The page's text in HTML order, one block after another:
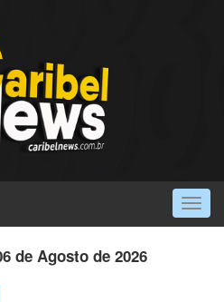
de Agosto de 2026